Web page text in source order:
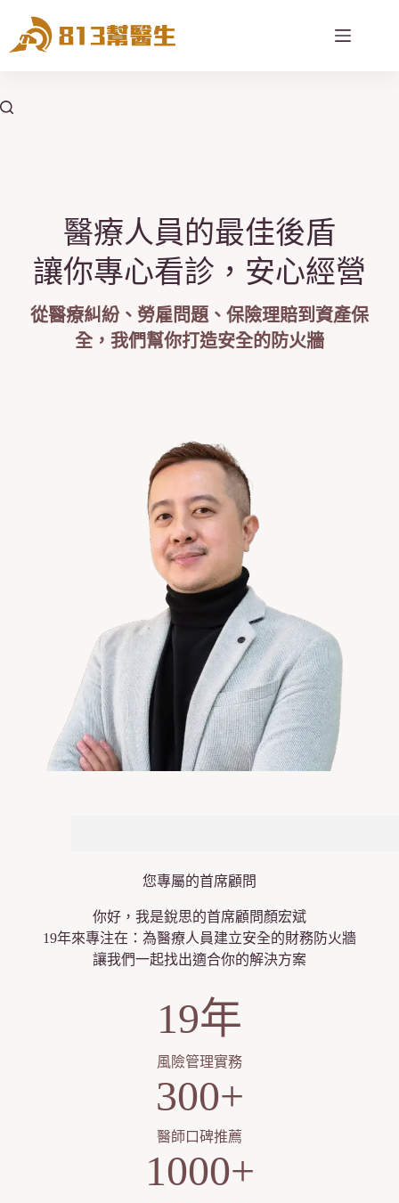
主
容
醫療人員的最佳後盾
讓你專心看診，安心經營
從醫療糾紛、勞雇問題、保險理賠到資產保
全，我們幫你打造安全的防火牆
您專屬的首席顧問
你好，我是銳思的首席顧問顏宏斌
19年來專注在：為醫療人員建立安全的財務防火牆
讓我們一起找出適合你的解決方案
19年
風險管理實務
300+
醫師口碑推薦
1000+